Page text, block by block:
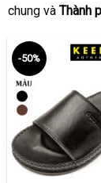
chung và Thành
-50%